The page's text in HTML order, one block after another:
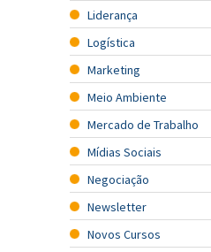
Liderança
Logística
Marketing
Meio Ambiente
Mercado de Trabalho
Mídias Sociais
Negociação
Newsletter
Novos Cursos